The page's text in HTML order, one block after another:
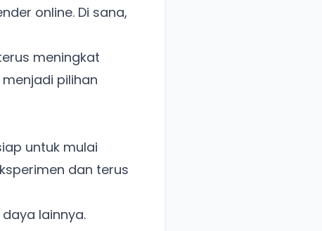
online. Di sana,
meningkat
pilihan
untuk mulai
dan terus
lainnya.